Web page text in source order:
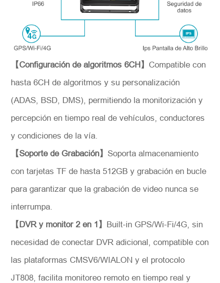
Descripción
【Configuración de algoritmos 6CH】 Compatible con
hasta 6CH de algoritmos y su personalización
(ADAS, BSD, DMS), permitiendo la monitorización y
percepción en tiempo real de vehículos, conductores
y condiciones de la vía.
【Soporte de Grabación】Soporta almacenamiento
con tarjetas TF de hasta 512GB y grabación en bucle
para garantizar que la grabación de video nunca se
interrumpa.
【DVR y monitor 2 en 1】 Built-in GPS/Wi-Fi/4G, sin
necesidad de conectar DVR adicional, compatible con
las plataformas CMSV6/WIALON y el protocolo
JT808, facilita monitoreo remoto en tiempo real y